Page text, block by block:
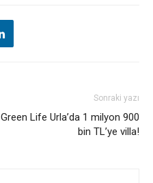
Sonraki yazı
Green Life Urla’da 1 milyon 900
bin TL’ye villa!